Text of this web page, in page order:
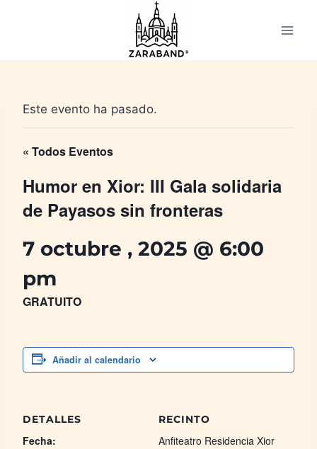
Este evento ha pasado.
« Todos Eventos
Humor en Xior: III Gala solidaria
de Payasos sin fronteras
7 octubre , 2025 @ 6:00
pm
GRATUITO
Añadir al calendario
DETALLES
Fecha:
RECINTO
Anfiteatro Residencia Xior